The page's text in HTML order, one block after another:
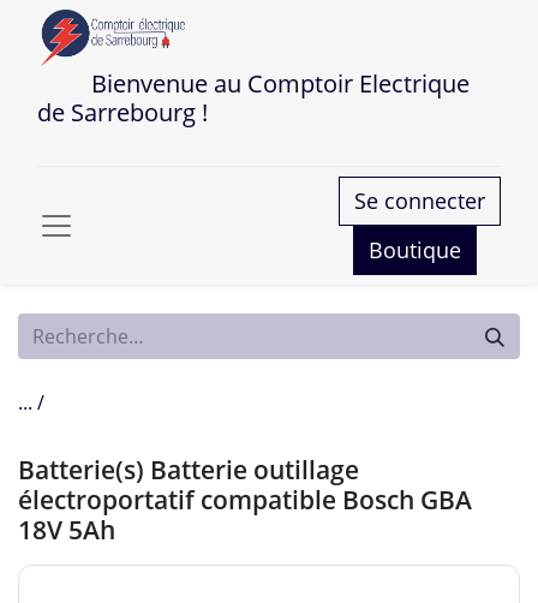
Bienvenue au Comptoir Electrique
de Sarrebourg !
Se connecter
Boutique
... /
Batterie(s) Batterie outillage
électroportatif compatible Bosch GBA
18V 5Ah